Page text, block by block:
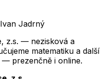
Jadrný
z.s. — nezisková a
matematiku a další
— prezenčně i online.